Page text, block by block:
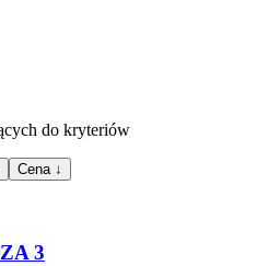
do kryteriów
Cena ↓
3